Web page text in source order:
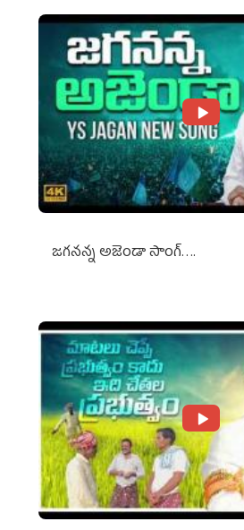
జగనన్న అజెండా సాంగ్….